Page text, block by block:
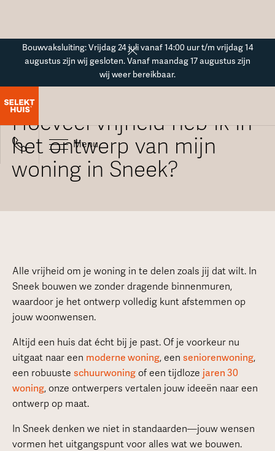
Bouwvaksluiting: Vrijdag 24 juli vanaf 14:00 uur t/m vrijdag 14
augustus zijn wij gesloten. Vanaf maandag 17 augustus zijn
wij weer bereikbaar.
Menu
Hoeveel vrijheid heb ik in
het ontwerp van mijn
woning in Sneek?
Alle vrijheid om je woning in te delen zoals jij dat wilt. In
Sneek bouwen we zonder dragende binnenmuren,
waardoor je het ontwerp volledig kunt afstemmen op
jouw woonwensen.
Altijd een huis dat écht bij je past. Of je voorkeur nu
uitgaat naar een moderne woning, een seniorenwoning,
een robuuste schuurwoningof een tijdloze jaren 30
woning, onze ontwerpers vertalen jouw ideeën naar een
ontwerp op maat.
In Sneek denken we niet in standaarden—jouw wensen
vormen het uitgangspunt voor alles wat we bouwen.